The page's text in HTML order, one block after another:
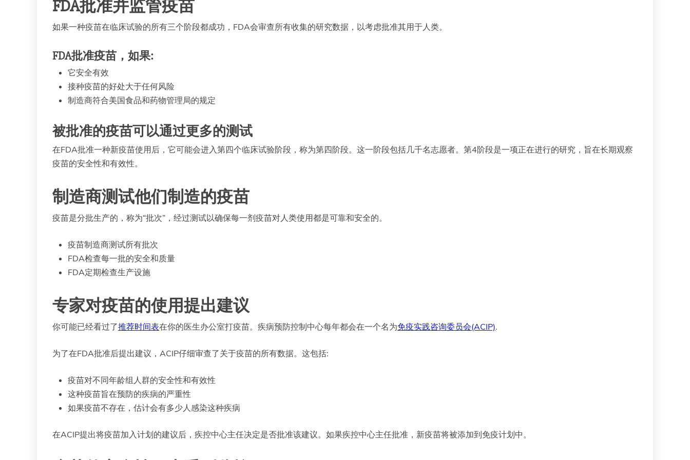
FDA批准并监管疫苗
如果一种疫苗在临床试验的所有三个阶段都成功，FDA会审查所有收集的研究数据，以考虑批准其用于人类。
FDA批准疫苗，如果:
它安全有效
接种疫苗的好处大于任何风险
制造商符合美国食品和药物管理局的规定
被批准的疫苗可以通过更多的测试
在FDA批准一种新疫苗使用后，它可能会进入第四个临床试验阶段，称为第四阶段。这一阶段包括几千名志愿者。第4阶段是一项正在进行的研究，旨在长期观察
疫苗的安全性和有效性。
制造商测试他们制造的疫苗
疫苗是分批生产的，称为“批次”，经过测试以确保每一剂疫苗对人类使用都是可靠和安全的。
疫苗制造商测试所有批次
FDA检查每一批的安全和质量
FDA定期检查生产设施
专家对疫苗的使用提出建议
你可能已经看过了推荐时间表在你的医生办公室打疫苗。疾病预防控制中心每年都会在一个名为免疫实践咨询委员会(ACIP).
为了在FDA批准后提出建议，ACIP仔细审查了关于疫苗的所有数据。这包括:
疫苗对不同年龄组人群的安全性和有效性
这种疫苗旨在预防的疾病的严重性
如果疫苗不存在，估计会有多少人感染这种疾病
在ACIP提出将疫苗加入计划的建议后，疾控中心主任决定是否批准该建议。如果疾控中心主任批准，新疫苗将被添加到免疫计划中。